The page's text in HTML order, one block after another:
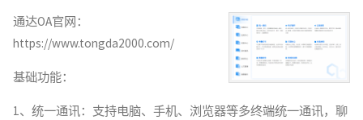
通达OA官网：
https://www.tongda2000.com/
基础功能：
1、统一通讯：支持电脑、手机、浏览器等多终端统一通讯，聊